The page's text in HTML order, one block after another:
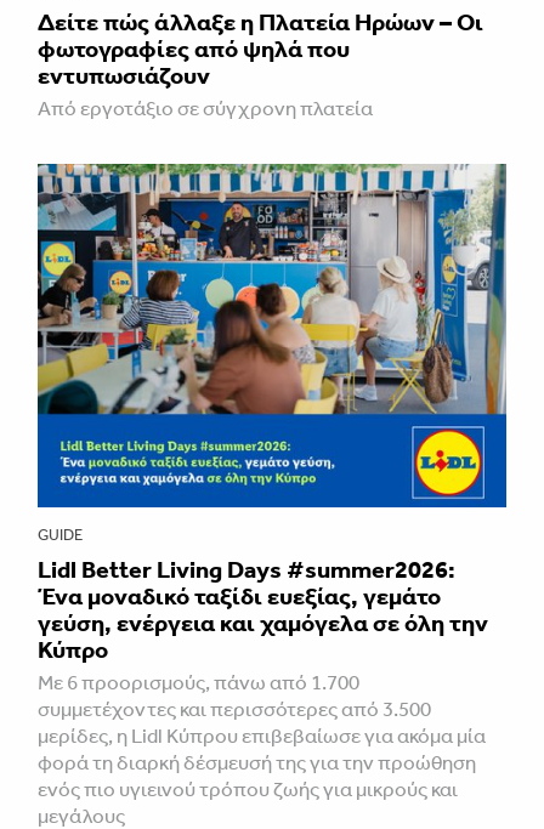
Δείτε πώς άλλαξε η Πλατεία Ηρώων – Οι
φωτογραφίες από ψηλά που
εντυπωσιάζουν
Από εργοτάξιο σε σύγχρονη πλατεία
GUIDE
Lidl Better Living Days #summer2026:
Ένα μοναδικό ταξίδι ευεξίας, γεμάτο
γεύση, ενέργεια και χαμόγελα σε όλη την
Κύπρο
Με 6 προορισμούς, πάνω από 1.700
συμμετέχοντες και περισσότερες από 3.500
μερίδες, η Lidl Κύπρου επιβεβαίωσε για ακόμα μία
φορά τη διαρκή δέσμευσή της για την προώθηση
ενός πιο υγιεινού τρόπου ζωής για μικρούς και
μεγάλους